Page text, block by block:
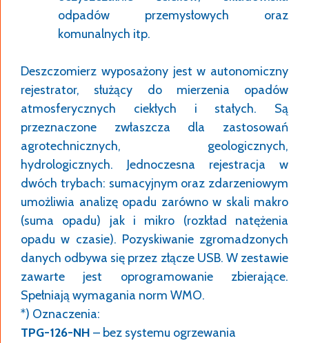
odpadów przemysłowych oraz
komunalnych itp.
Deszczomierz wyposażony jest w autonomiczny
rejestrator, służący do mierzenia opadów
atmosferycznych ciekłych i stałych. Są
przeznaczone zwłaszcza dla zastosowań
agrotechnicznych, geologicznych,
hydrologicznych. Jednoczesna rejestracja w
dwóch trybach: sumacyjnym oraz zdarzeniowym
umożliwia analizę opadu zarówno w skali makro
(suma opadu) jak i mikro (rozkład natężenia
opadu w czasie). Pozyskiwanie zgromadzonych
danych odbywa się przez złącze USB. W zestawie
zawarte jest oprogramowanie zbierające.
Spełniają wymagania norm WMO.
*) Oznaczenia:
TPG-126-NH – bez systemu ogrzewania